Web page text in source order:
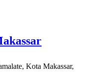
Kota Makassar,